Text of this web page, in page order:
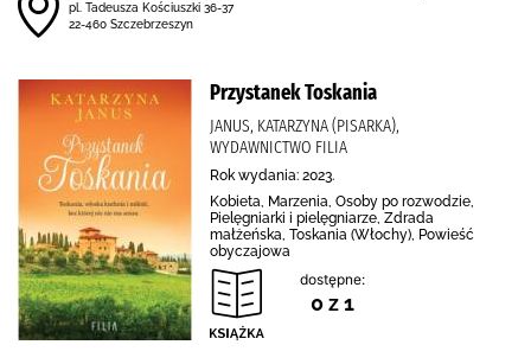
pl. Tadeusza Kościuszki 36-37
22-460 Szczebrzeszyn
Przystanek Toskania
JANUS, KATARZYNA (PISARKA),
WYDAWNICTWO FILIA
Rok wydania: 2023.
Kobieta, Marzenia, Osoby po rozwodzie,
Pielęgniarki i pielęgniarze, Zdrada
małżeńska, Toskania (Włochy), Powieść
obyczajowa
dostępne:
0 z 1